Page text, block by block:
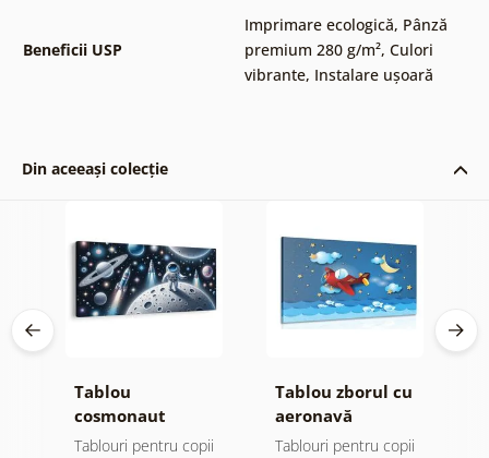
Beneficii USP
Imprimare ecologică, Pânză
premium 280 g/m², Culori
vibrante, Instalare ușoară
Din aceeași colecție
Tablou
cosmonaut
printre planete
Tablouri pentru copii
Tablou zborul cu
aeronavă
Tablouri pentru copii